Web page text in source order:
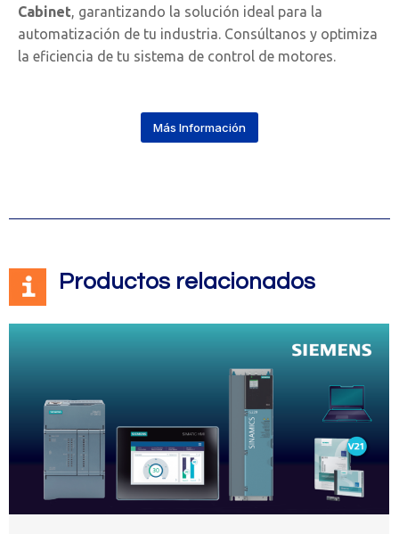
Cabinet, garantizando la solución ideal para la
automatización de tu industria. Consúltanos y optimiza
la eficiencia de tu sistema de control de motores.
Más Información
Productos relacionados